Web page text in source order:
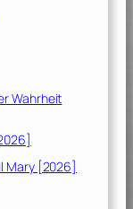
Wahrheit
Mary [2026]